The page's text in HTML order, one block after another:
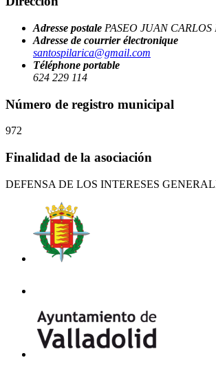
Adresse postale PASEO JUAN CARLOS
Adresse de courrier électronique
santospilarica@gmail.com
Téléphone portable
624 229 114
Número de registro municipal
972
Finalidad de la asociación
DEFENSA DE LOS INTERESES